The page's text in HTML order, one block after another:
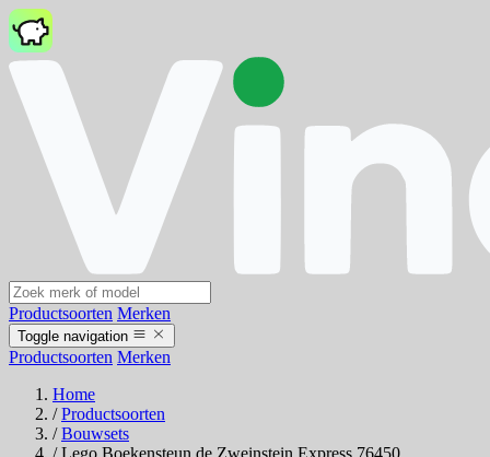
Productsoorten Merken
Toggle navigation
Productsoorten Merken
Home
/ Productsoorten
/ Bouwsets